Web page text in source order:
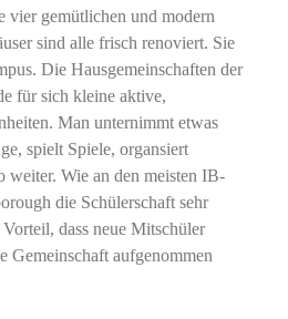
vier gemütlichen und modern
sind alle frisch renoviert. Sie
Die Hausgemeinschaften der
für sich kleine aktive,
Man unternimmt etwas
spielt Spiele, organsiert
weiter. Wie an den meisten IB-
die Schülerschaft sehr
dass neue Mitschüler
Gemeinschaft aufgenommen